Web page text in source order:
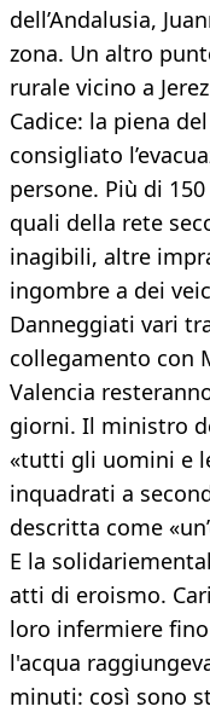
dell’Andalusia,
zona. Un altro
rurale vicino a
Cadice: la piena
consigliato
persone. Più di
quali della rete
inagibili, altre
ingombre a dei
Danneggiati vari
collegamento con
Valencia
giorni. Il ministro
«tutti gli uomini e
inquadrati a
descritta come
E la
atti di eroismo.
loro infermiere
l'acqua
minuti: così sono